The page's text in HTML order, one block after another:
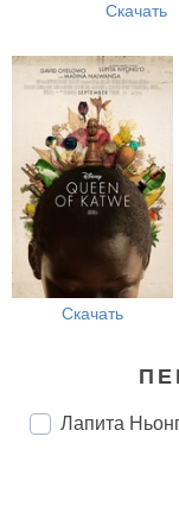
Скачать
Скачать
Лапита